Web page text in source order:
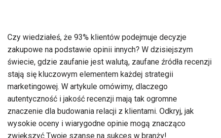
Czy wiedziałeś, że 93% klientów podejmuje decyzje
zakupowe na podstawie opinii innych? W dzisiejszym
świecie, gdzie zaufanie jest walutą, zaufane źródła recenzji
stają się kluczowym elementem każdej strategii
marketingowej. W artykule omówimy, dlaczego
autentyczność i jakość recenzji mają tak ogromne
znaczenie dla budowania relacji z klientami. Odkryj, jak
wysokie oceny i wiarygodne opinie mogą znacząco
zwiększyć Twoje szanse na sukces w branży!